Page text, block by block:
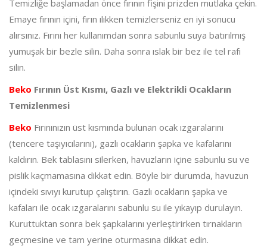
Temizliğe başlamadan önce fırının fişini prizden mutlaka çekin.
Emaye fırının içini, fırın ılıkken temizlerseniz en iyi sonucu
alırsınız. Fırını her kullanımdan sonra sabunlu suya batırılmış
yumuşak bir bezle silin. Daha sonra ıslak bir bez ile tel rafı
silin.
Beko Fırının Üst Kısmı, Gazlı ve Elektrikli Ocakların
Temizlenmesi
Beko Fırınınızın üst kısmında bulunan ocak ızgaralarını
(tencere taşıyıcılarını), gazlı ocakların şapka ve kafalarını
kaldırın. Bek tablasını silerken, havuzların içine sabunlu su ve
pislik kaçmamasına dikkat edin. Böyle bir durumda, havuzun
içindeki sıvıyı kurutup çalıştırın. Gazlı ocakların şapka ve
kafaları ile ocak ızgaralarını sabunlu su ile yıkayıp durulayın.
Kuruttuktan sonra bek şapkalarını yerleştirirken tırnakların
geçmesine ve tam yerine oturmasına dikkat edin.